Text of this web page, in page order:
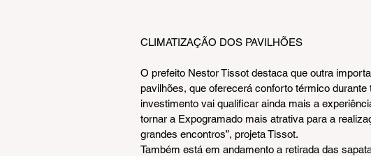
CLIMATIZAÇÃO DOS PAVILHÕES
O prefeito Nestor Tissot destaca que outra
pavilhões, que oferecerá conforto térmico durante
investimento vai qualificar ainda mais a
tornar a Expogramado mais atrativa para a
grandes encontros”, projeta Tissot.
Também está em andamento a retirada das